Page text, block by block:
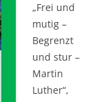
„Frei und
mutig –
Begrenzt
und stur –
Martin
Luther“,